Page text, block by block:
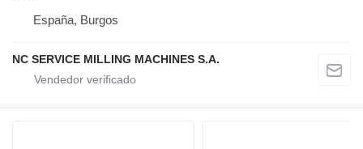
España, Burgos
NC SERVICE MILLING MACHINES S.A.